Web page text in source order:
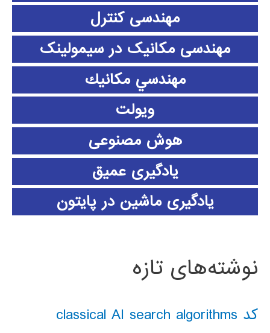
مهندسی کنترل
مهندسی مکانیک در سیمولینک
مهندسي مكانيك
ویولت
هوش مصنوعی
یادگیری عمیق
یادگیری ماشین در پایتون
نوشته‌های تازه
کد classical AI search algorithms